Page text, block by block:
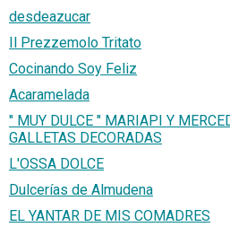
desdeazucar
Il Prezzemolo Tritato
Cocinando Soy Feliz
Acaramelada
" MUY DULCE " MARIAPI Y
GALLETAS DECORADAS
L'OSSA DOLCE
Dulcerías de Almudena
EL YANTAR DE MIS COMADRES